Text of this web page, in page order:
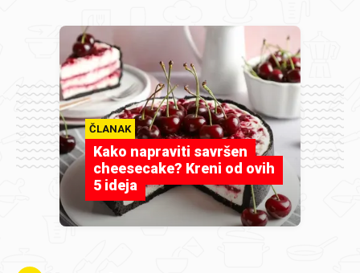
ČLANAK
Kako napraviti savršen
cheesecake? Kreni od ovih
5 ideja